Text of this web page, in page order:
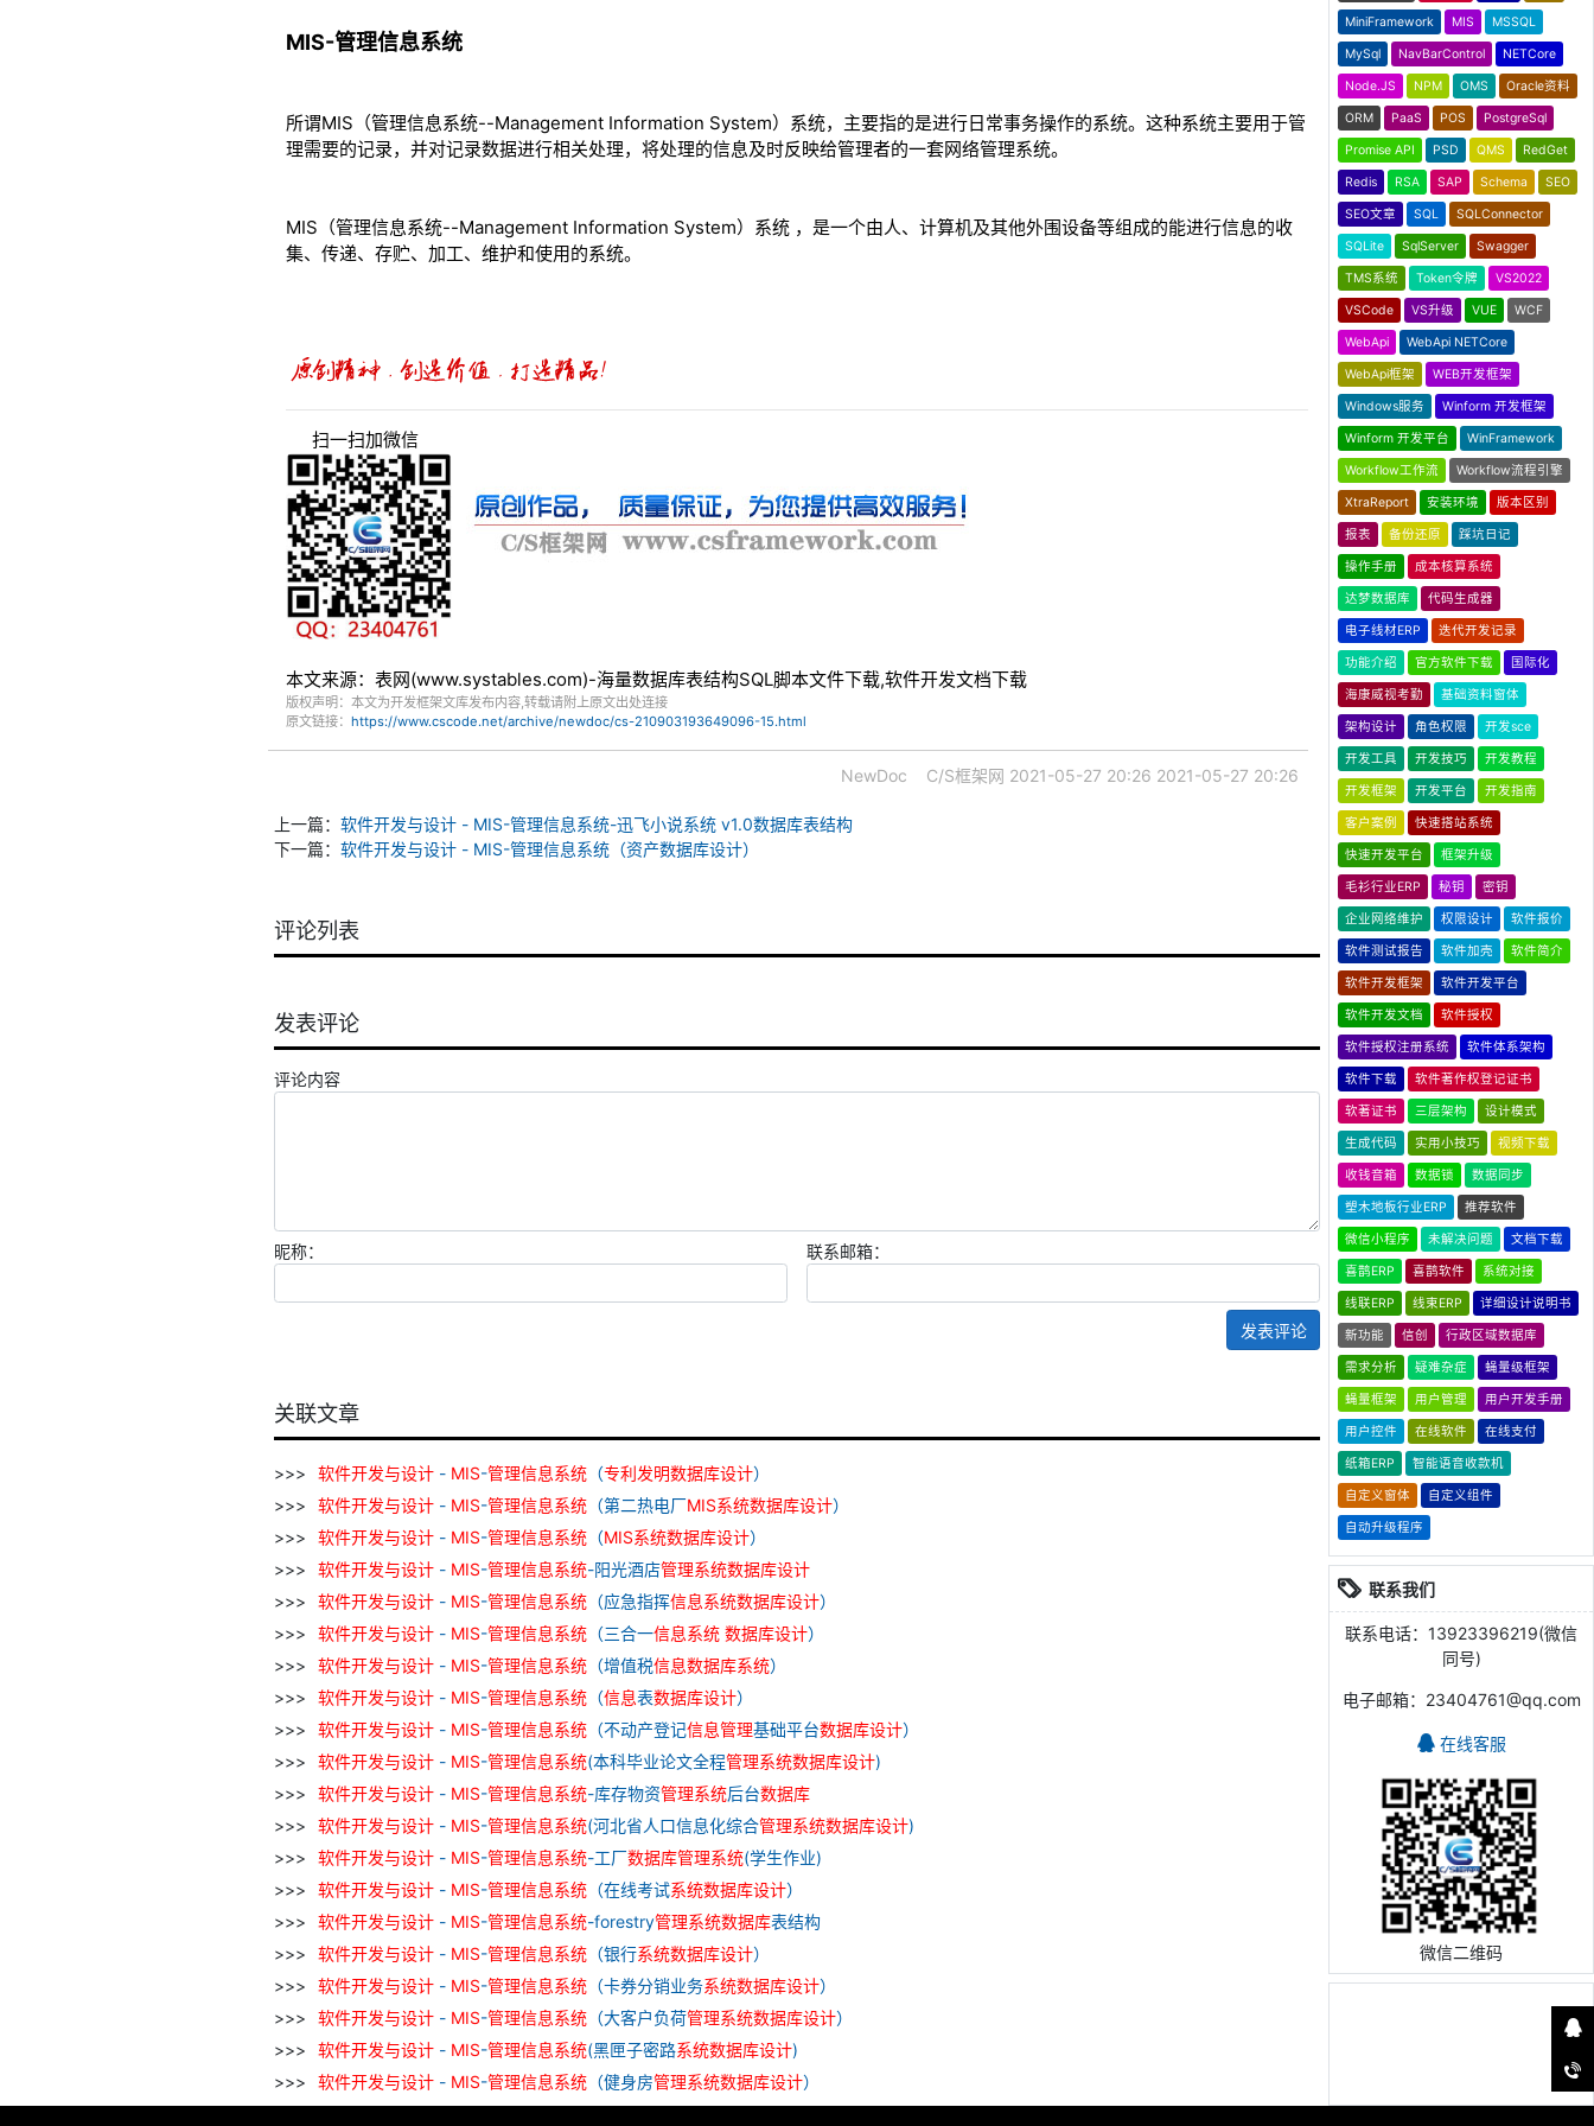
MIS-管理信息系统
所谓MIS（管理信息系统--Management Information System）系统，主要指的是进行日常事务操作的系统。这种系统主要用于管
理需要的记录，并对记录数据进行相关处理，将处理的信息及时反映给管理者的一套网络管理系统。
MIS（管理信息系统--Management Information System）系统 ，是一个由人、计算机及其他外围设备等组成的能进行信息的收
集、传递、存贮、加工、维护和使用的系统。
扫一扫加微信
本文来源：表网(www.systables.com)-海量数据库表结构SQL脚本文件下载,软件开发文档下载
版权声明：本文为开发框架文库发布内容,转载请附上原文出处连接
原文链接： https://www.cscode.net/archive/newdoc/cs-210903193649096-15.html
NewDoc C/S框架网 2021-05-27 20:26 2021-05-27 20:26
上一篇： 软件开发与设计 - MIS-管理信息系统-迅飞小说系统 v1.0数据库表结构
下一篇： 软件开发与设计 - MIS-管理信息系统（资产数据库设计）
评论列表
发表评论
评论内容
昵称： 联系邮箱：
发表评论
关联文章
软件开发与设计 - MIS-管理信息系统 （专利发明数据库设计）
软件开发与设计 - MIS-管理信息系统 （第二热电厂MIS系统数据库设计）
软件开发与设计 - MIS-管理信息系统 （MIS系统数据库设计）
软件开发与设计 - MIS-管理信息系统-阳光酒店管理系统数据库设计
软件开发与设计 - MIS-管理信息系统 （应急指挥信息系统数据库设计）
软件开发与设计 - MIS-管理信息系统 （三合一信息系统 数据库设计）
软件开发与设计 - MIS-管理信息系统 （增值税信息数据库系统）
软件开发与设计 - MIS-管理信息系统 （信息表数据库设计）
软件开发与设计 - MIS-管理信息系统 （不动产登记信息管理基础平台数据库设计）
软件开发与设计 - MIS-管理信息系统(本科毕业论文全程管理系统数据库设计)
软件开发与设计 - MIS-管理信息系统-库存物资管理系统后台数据库
软件开发与设计 - MIS-管理信息系统(河北省人口信息化综合管理系统数据库设计)
软件开发与设计 - MIS-管理信息系统-工厂数据库管理系统(学生作业)
软件开发与设计 - MIS-管理信息系统 （在线考试系统数据库设计）
软件开发与设计 - MIS-管理信息系统-forestry管理系统数据库表结构
软件开发与设计 - MIS-管理信息系统 （银行系统数据库设计）
软件开发与设计 - MIS-管理信息系统 （卡券分销业务系统数据库设计）
软件开发与设计 - MIS-管理信息系统 （大客户负荷管理系统数据库设计）
软件开发与设计 - MIS-管理信息系统(黑匣子密路系统数据库设计)
软件开发与设计 - MIS-管理信息系统 （健身房管理系统数据库设计）
MiniFramework MIS MSSQL
MySql NavBarControl NETCore
Node.JS NPM OMS Oracle资料
ORM PaaS POS PostgreSql
Promise API PSD QMS RedGet
Redis RSA SAP Schema SEO
SEO文章 SQL SQLConnector
SQLite SqlServer Swagger
TMS系统 Token令牌 VS2022
VSCode VS升级 VUE WCF
WebApi WebApi NETCore
WebApi框架 WEB开发框架
Windows服务 Winform 开发框架
Winform 开发平台 WinFramework
Workflow工作流 Workflow流程引擎
XtraReport 安装环境 版本区别
报表 备份还原 踩坑日记
操作手册 成本核算系统
达梦数据库 代码生成器
电子线材ERP 迭代开发记录
功能介绍 官方软件下载 国际化
海康威视考勤 基础资料窗体
架构设计 角色权限 开发sce
开发工具 开发技巧 开发教程
开发框架 开发平台 开发指南
客户案例 快速搭站系统
快速开发平台 框架升级
毛衫行业ERP 秘钥 密钥
企业网络维护 权限设计 软件报价
软件测试报告 软件加壳 软件简介
软件开发框架 软件开发平台
软件开发文档 软件授权
软件授权注册系统 软件体系架构
软件下载 软件著作权登记证书
软著证书 三层架构 设计模式
生成代码 实用小技巧 视频下载
收钱音箱 数据锁 数据同步
塑木地板行业ERP 推荐软件
微信小程序 未解决问题 文档下载
喜鹊ERP 喜鹊软件 系统对接
线联ERP 线束ERP 详细设计说明书
新功能 信创 行政区域数据库
需求分析 疑难杂症 蝇量级框架
蝇量框架 用户管理 用户开发手册
用户控件 在线软件 在线支付
纸箱ERP 智能语音收款机
自定义窗体 自定义组件
自动升级程序
联系我们
联系电话：13923396219(微信
同号)
电子邮箱：23404761@qq.com
在线客服
微信二维码